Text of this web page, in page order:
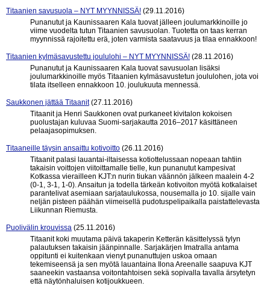
Titaanien savusuola – NYT MYYNNISSÄ! (29.11.2016)
Punanutut ja Kaunissaaren Kala tuovat jälleen joulumarkkinoille jo
viime vuodelta tutun Titaanien savusuolan. Tuotetta on taas kerran
myynnissä rajoitettu erä, joten varmista saatavuus ja tilaa ennakkoon!
Titaanien kylmäsavustettu joululohi – NYT MYYNNISSÄ! (28.11.2016)
Punanutut ja Kaunissaaren Kala tuovat savusuolan lisäksi
joulumarkkinoille myös Titaanien kylmäsavustetun joululohen, jota voi
tilata itselleen ennakkoon 10. joulukuuta mennessä.
Saukkonen jättää Titaanit (27.11.2016)
Titaanit ja Henri Saukkonen ovat purkaneet kivitalon kokoisen
puolustajan kuluvaa Suomi-sarjakautta 2016–2017 käsittäneen
pelaajasopimuksen.
Titaaneille täysin ansaittu kotivoitto (26.11.2016)
Titaanit palasi lauantai-iltaisessa kotiottelussaan nopeaan tahtiin
takaisin voittojen viitoittamalle tielle, kun punanutut kampesivat
Kotkassa vierailleen KJT:n nurin tiukan väännön jälkeen maalein 4-2
(0-1, 3-1, 1-0). Ansaitun ja todella tärkeän kotivoiton myötä kotkalaiset
parantelivat asemiaan sarjataulukossa, nousemalla jo 10. sijalle vain
neljän pisteen päähän viimeisellä pudotuspelipaikalla paistattelevasta
Liikunnan Riemusta.
Puolivälin krouvissa (25.11.2016)
Titaanit koki muutama päivä takaperin Ketterän käsittelyssä tylyn
palautuksen takaisin jäänpinnalle. Sarjakärjen Imatralla antama
oppitunti ei kuitenkaan vienyt punanuttujen uskoa omaan
tekemiseensä ja sen myötä lauantaina Ilona Areenalle saapuva KJT
saaneekin vastaansa voitontahtoisen sekä sopivalla tavalla ärsytetyn
että näytönhaluisen kotijoukkueen.